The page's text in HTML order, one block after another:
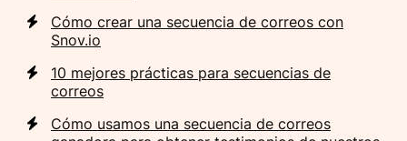
Cómo crear una secuencia de correos con
Snov.io
10 mejores prácticas para secuencias de
correos
Cómo usamos una secuencia de correos